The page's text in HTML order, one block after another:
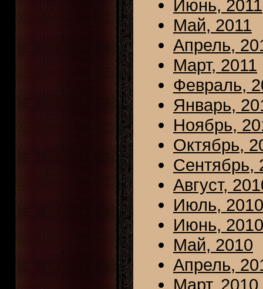
Июнь, 2011
Май, 2011
Апрель,
Март, 2011
Февраль,
Январь,
Ноябрь,
Октябрь,
Сентябрь,
Август,
Июль, 2010
Июнь, 2010
Май, 2010
Апрель,
Март, 2010